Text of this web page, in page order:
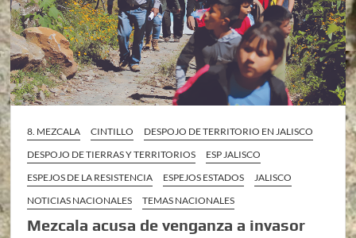
8. MEZCALA CINTILLO
DESPOJO DE TERRITORIO EN JALISCO
DESPOJO DE TIERRAS Y TERRITORIOS
ESP JALISCO
ESPEJOS DE LA RESISTENCIA
ESPEJOS ESTADOS
JALISCO
NOTICIAS NACIONALES
TEMAS NACIONALES
Mezcala acusa de venganza a invasor